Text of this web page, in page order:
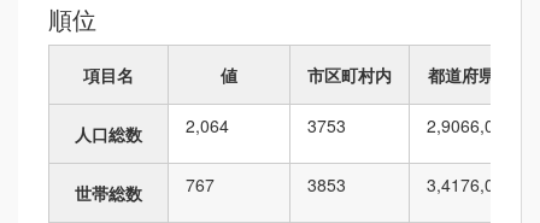
順位
項目名 値 市区町村内 都道府県内
人口総数 2,064 3753 2,9066,010
世帯総数 767 3853 3,4176,010